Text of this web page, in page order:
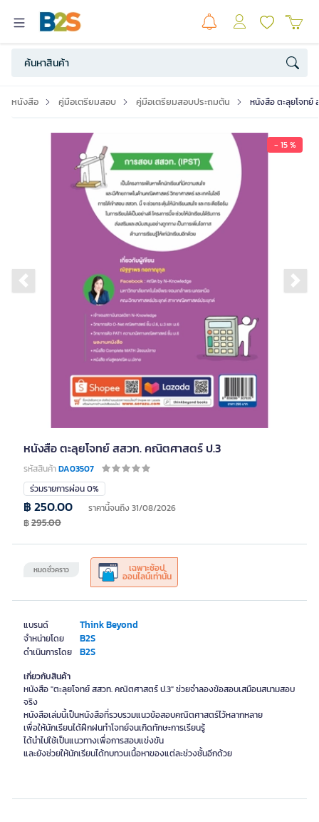
หนังสือ คู่มือเตรียมสอบ คู่มือเตรียมสอบประถมต้น หนังสือ ตะลุยโจทย์
- 15 %
Previous slide
หนังสือ ตะลุยโจทย์ สสวท. คณิตศาสตร์ ป.3
รหัสสินค้าDA03507
แบรนด์ Think Beyond
จำหน่ายโดย B2S
ดำเนินการโดย B2S
ร่วมรายการผ่อน 0%
หมดชั่วคราว เฉพาะช้อป
ออนไลน์เท่านั้น
฿ 250.00 ราคานี้จนถึง 31/08/2026
฿295.00
เกี่ยวกับสินค้า
หนังสือ "ตะลุยโจทย์ สสวท. คณิตศาสตร์ ป.3" ช่วยจำลองข้อสอบเสมือนสนามสอบ
จริง
หนังสือเล่มนี้เป็นหนังสือที่รวบรวมแนวข้อสอบคณิตศาสตร์ไว้หลากหลาย
เพื่อให้นักเรียนได้ฝึกฝนทำโจทย์จนเกิดทักษะการเรียนรู้
ได้นำไปใช้เป็นแนวทางเพื่อการสอบแข่งขัน
และยังช่วยให้นักเรียนได้ทบทวนเนื้อหาของแต่ละช่วงชั้นอีกด้วย